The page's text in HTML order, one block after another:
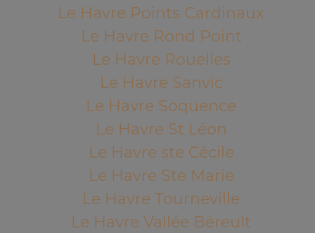
Le Havre Points Cardinaux
Le Havre Rond Point
Le Havre Rouelles
Le Havre Sanvic
Le Havre Soquence
Le Havre St Léon
Le Havre ste Cécile
Le Havre Ste Marie
Le Havre Tourneville
Le Havre Vallée Béreult